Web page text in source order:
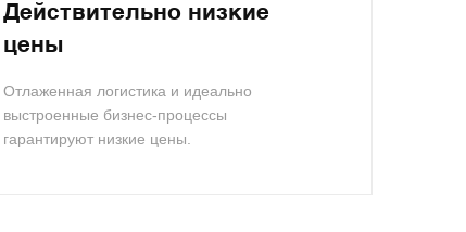
Действительно низкие
цены
Отлаженная логистика и идеально
выстроенные бизнес-процессы
гарантируют низкие цены.